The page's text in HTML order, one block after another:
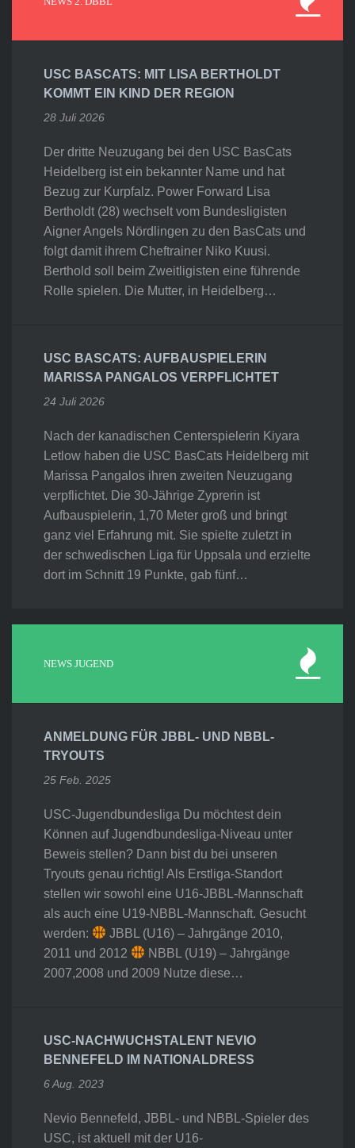
USC BASCATS: MIT LISA BERTHOLDT
KOMMT EIN KIND DER REGION
28 Juli 2026
Der dritte Neuzugang bei den USC BasCats
Heidelberg ist ein bekannter Name und hat
Bezug zur Kurpfalz. Power Forward Lisa
Bertholdt (28) wechselt vom Bundesligisten
Aigner Angels Nördlingen zu den BasCats und
folgt damit ihrem Cheftrainer Niko Kuusi.
Berthold soll beim Zweitligisten eine führende
Rolle spielen. Die Mutter, in Heidelberg…
USC BASCATS: AUFBAUSPIELERIN
MARISSA PANGALOS VERPFLICHTET
24 Juli 2026
Nach der kanadischen Centerspielerin Kiyara
Letlow haben die USC BasCats Heidelberg mit
Marissa Pangalos ihren zweiten Neuzugang
verpflichtet. Die 30-Jährige Zyprerin ist
Aufbauspielerin, 1,70 Meter groß und bringt
ganz viel Erfahrung mit. Sie spielte zuletzt in
der schwedischen Liga für Uppsala und erzielte
dort im Schnitt 19 Punkte, gab fünf…
NEWS JUGEND
ANMELDUNG FÜR JBBL- UND NBBL-
TRYOUTS
25 Feb. 2025
USC-Jugendbundesliga Du möchtest dein
Können auf Jugendbundesliga-Niveau unter
Beweis stellen? Dann bist du bei unseren
Tryouts genau richtig! Als Erstliga-Standort
stellen wir sowohl eine U16-JBBL-Mannschaft
als auch eine U19-NBBL-Mannschaft. Gesucht
werden:
JBBL (U16) – Jahrgänge 2010,
2011 und 2012
NBBL (U19) – Jahrgänge
2007,2008 und 2009 Nutze diese…
USC-NACHWUCHSTALENT NEVIO
BENNEFELD IM NATIONALDRESS
6 Aug. 2023
Nevio Bennefeld, JBBL- und NBBL-Spieler des
USC, ist aktuell mit der U16-